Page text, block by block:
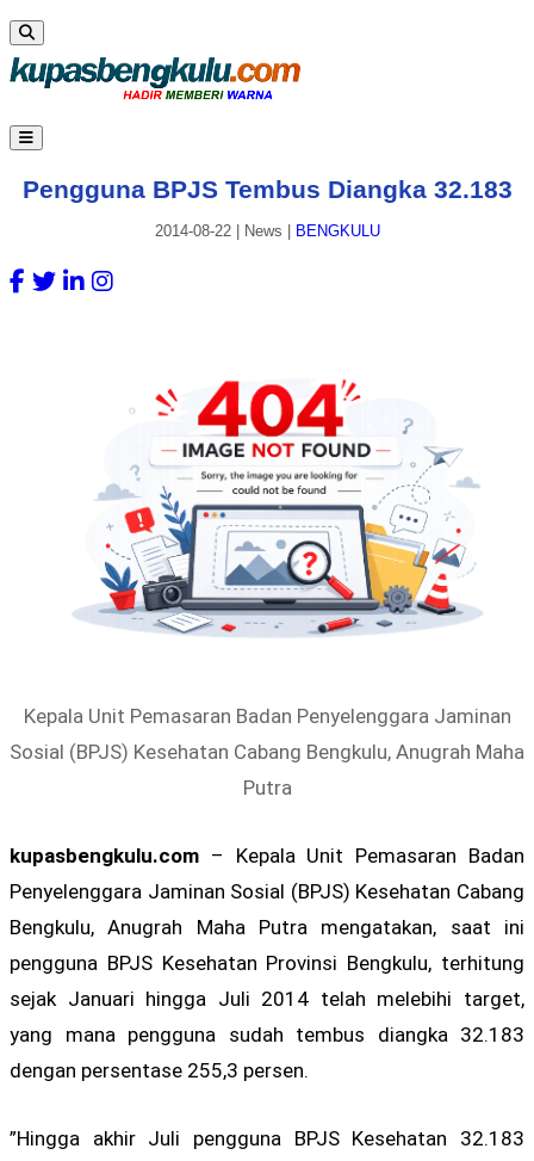
Pengguna BPJS Tembus Diangka 32.183
2014-08-22| News BENGKULU
Kepala Unit Pemasaran Badan Penyelenggara Jaminan
Sosial (BPJS) Kesehatan Cabang Bengkulu, Anugrah Maha
Putra
kupasbengkulu.com – Kepala Unit Pemasaran Badan
Penyelenggara Jaminan Sosial (BPJS) Kesehatan Cabang
Bengkulu, Anugrah Maha Putra mengatakan, saat ini
pengguna BPJS Kesehatan Provinsi Bengkulu, terhitung
sejak Januari hingga Juli 2014 telah melebihi target,
yang mana pengguna sudah tembus diangka 32.183
dengan persentase 255,3 persen.
”Hingga akhir Juli pengguna BPJS Kesehatan 32.183